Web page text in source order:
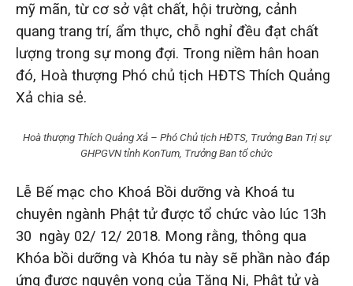
mỹ mãn, từ cơ sở vật chất, hội trường, cảnh
quang trang trí, ẩm thực, chỗ nghỉ đều đạt chất
lượng trong sự mong đợi. Trong niềm hân hoan
đó, Hoà thượng Phó chủ tịch HĐTS Thích Quảng
Xả chia sẻ.
Hoà thượng Thích Quảng Xả – Phó Chủ tịch HĐTS, Trưởng Ban Trị sự
GHPGVN tỉnh KonTum, Trưởng Ban tổ chức
Lễ Bế mạc cho Khoá Bồi dưỡng và Khoá tu
chuyên ngành Phật tử được tổ chức vào lúc 13h
30 ngày 02/ 12/ 2018. Mong rằng, thông qua
Khóa bồi dưỡng và Khóa tu này sẽ phần nào đáp
ứng được nguyện vọng của Tăng Ni, Phật tử và